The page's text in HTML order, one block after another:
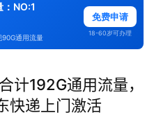
NO:1
90G通用流量
免费申请
18-60岁可办理
计192G通用流量，
快递上门激活